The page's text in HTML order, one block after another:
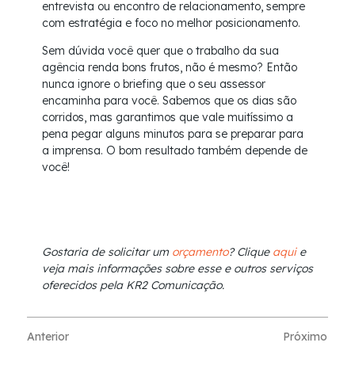
entrevista ou encontro de relacionamento, sempre
com estratégia e foco no melhor posicionamento.
Sem dúvida você quer que o trabalho da sua
agência renda bons frutos, não é mesmo? Então
nunca ignore o briefing que o seu assessor
encaminha para você. Sabemos que os dias são
corridos, mas garantimos que vale muitíssimo a
pena pegar alguns minutos para se preparar para
a imprensa. O bom resultado também depende de
você!
Gostaria de solicitar um orçamento? Clique aquie
veja mais informações sobre esse e outros serviços
oferecidos pela KR2 Comunicação.
Anterior Próximo